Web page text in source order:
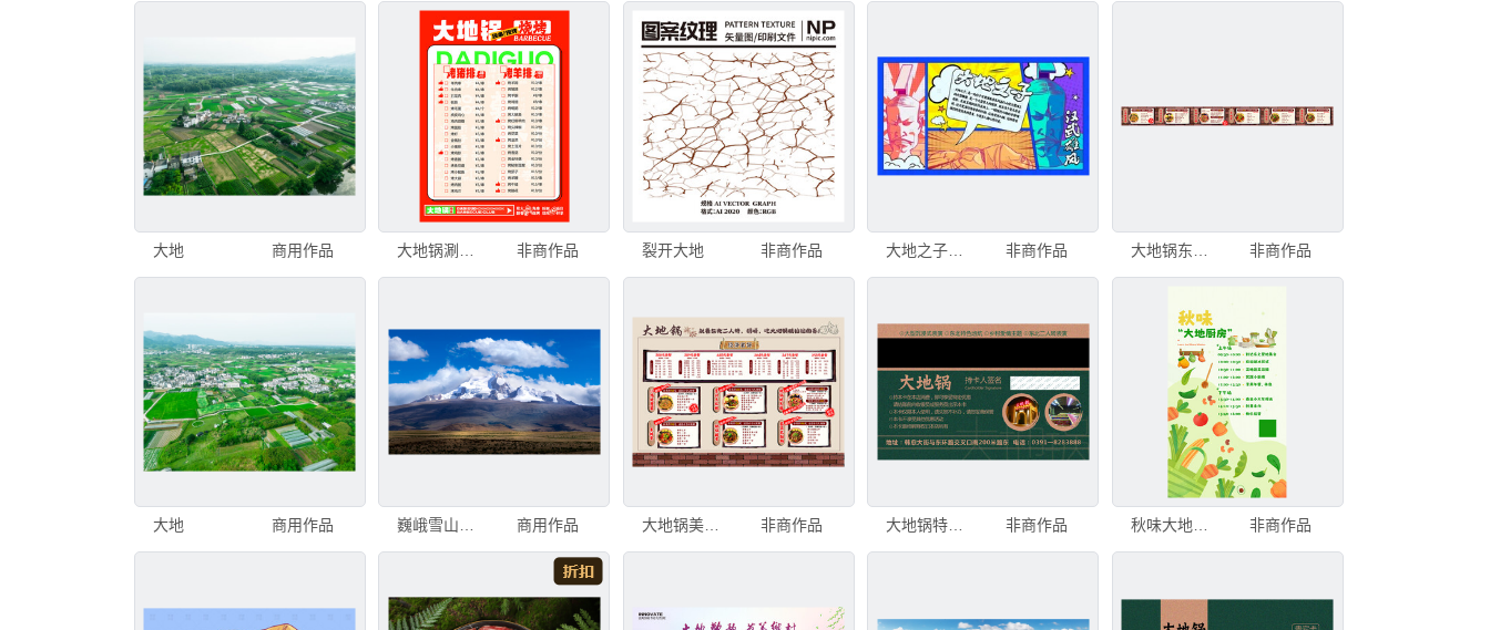
大地 商用作品 非商作品 裂开大地 非商作品 非商作品 非商作品
大地 商用作品 巍峨雪山下的广袤大地 商用作品 大地锅美食菜单展示 非商作品 大地锅特色菜品宣传海报 非商作品 秋味大地厨房宣传海报 非商作品